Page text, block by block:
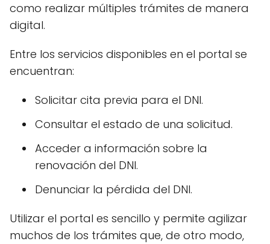
como realizar múltiples trámites de manera
digital.
Entre los servicios disponibles en el portal se
encuentran:
Solicitar cita previa para el DNI.
Consultar el estado de una solicitud.
Acceder a información sobre la
renovación del DNI.
Denunciar la pérdida del DNI.
Utilizar el portal es sencillo y permite agilizar
muchos de los trámites que, de otro modo,